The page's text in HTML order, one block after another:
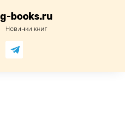
g-books.ru
Новинки книг